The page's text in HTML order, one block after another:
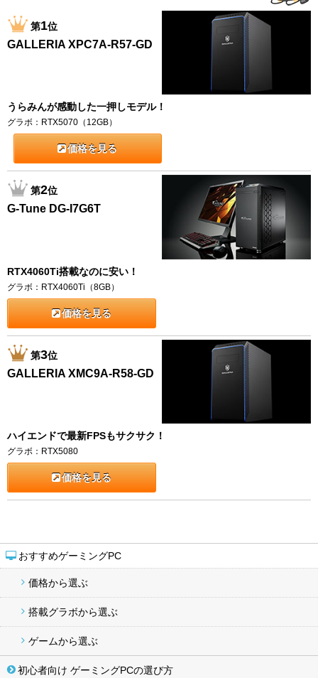
おすすめゲーミングPC
価格から選ぶ
搭載グラボから選ぶ
ゲームから選ぶ
初心者向け ゲーミングPCの選び方
第1位
GALLERIA XPC7A-R57-GD
うらみんが感動した一押しモデル！
グラボ：RTX5070（12GB）
価格を見る
第2位
G-Tune DG-I7G6T
RTX4060Ti搭載なのに安い！
グラボ：RTX4060Ti（8GB）
価格を見る
第3位
GALLERIA XMC9A-R58-GD
ハイエンドで最新FPSもサクサク！
グラボ：RTX5080
価格を見る